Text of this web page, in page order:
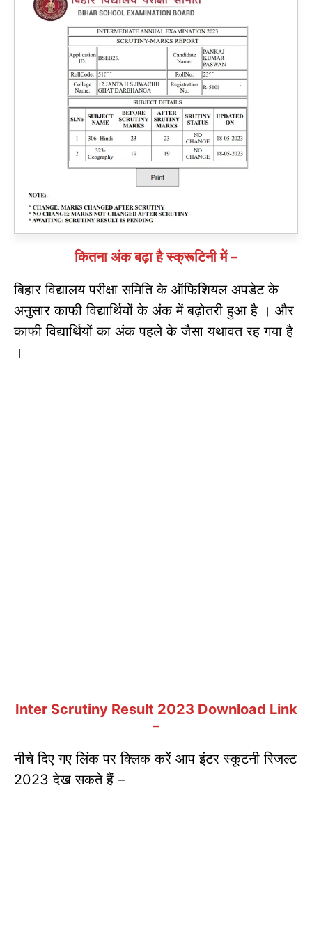
कितना अंक बढ़ा है स्क्रूटिनी में –
बिहार विद्यालय परीक्षा समिति के ऑफिशियल अपडेट के
अनुसार काफी विद्यार्थियों के अंक में बढ़ोतरी हुआ है । और
काफी विद्यार्थियों का अंक पहले के जैसा यथावत रह गया है
।
Inter Scrutiny Result 2023 Download Link
–
नीचे दिए गए लिंक पर क्लिक करें आप इंटर स्कूटनी रिजल्ट
2023 देख सकते हैं –